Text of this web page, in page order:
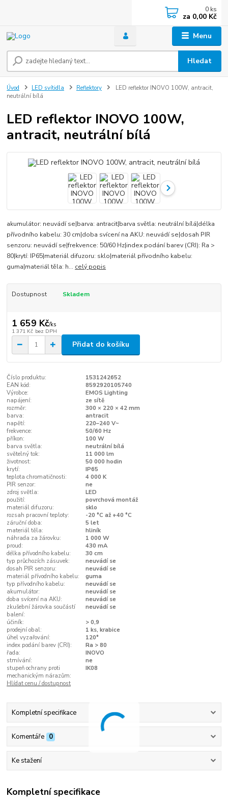
Menu
Hledat
0 ks
za 0,00 Kč
Úvod LED svítidla Reflektory
LED reflektor INOVO 100W, antracit,
neutrální bílá
LED reflektor INOVO 100W,
antracit, neutrální bílá
akumulátor: neuvádí se|barva: antracit|barva světla: neutrální bílá|délka
přívodního kabelu: 30 cm|doba svícení na AKU: neuvádí se|dosah PIR
senzoru: neuvádí se|frekvence: 50/60 Hz|index podání barev (CRI): Ra >
80|krytí: IP65|materiál difuzoru: sklo|materiál přívodního kabelu:
guma|materiál těla: h... celý popis
Dostupnost Skladem
1 659 Kč/ks
1 371 Kč bez DPH
Přidat do košíku
Číslo produktu:
1531242652
EAN kód:
8592920105740
Výrobce:
EMOS Lighting
napájení:
ze sítě
rozměr:
300 × 220 × 42 mm
barva:
antracit
napětí:
220–240 V~
frekvence:
50/60 Hz
příkon:
100 W
barva světla:
neutrální bílá
světelný tok:
11 000 lm
životnost:
50 000 hodin
krytí:
IP65
teplota chromatičnosti:
4 000 K
PIR senzor:
ne
zdroj světla:
LED
použití:
povrchová montáž
materiál difuzoru:
sklo
rozsah pracovní teploty:
-20 °C až +40 °C
záruční doba:
5 let
materiál těla:
hliník
náhrada za žárovku:
1 000 W
proud:
430 mA
délka přívodního kabelu:
30 cm
typ průchozích zásuvek:
neuvádí se
dosah PIR senzoru:
neuvádí se
materiál přívodního kabelu:
guma
typ přívodního kabelu:
neuvádí se
akumulátor:
neuvádí se
doba svícení na AKU:
neuvádí se
zkušební žárovka součástí
balení:
neuvádí se
účiník:
> 0,9
prodejní obal:
1 ks, krabice
úhel vyzařování:
120°
index podání barev (CRI):
Ra > 80
řada:
INOVO
stmívání:
ne
stupeň ochrany proti
mechanickým nárazům:
IK08
Hlídat cenu / dostupnost
Kompletní specifikace
Komentáře 0
Ke stažení
Kompletní specifikace